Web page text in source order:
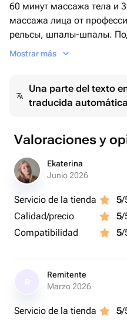
60 минут массажа тела и
массажа лица от
рельсы, шпалы-шпалы.
удовольствие!
Mostrar más
Una parte del texto
traducida
Valoraciones y
Ekaterina
Junio 2026
Servicio de la tienda 5/
Calidad/precio
5/
Compatibilidad
5/
Remitente
Marzo 2026
Servicio de la tienda 5/